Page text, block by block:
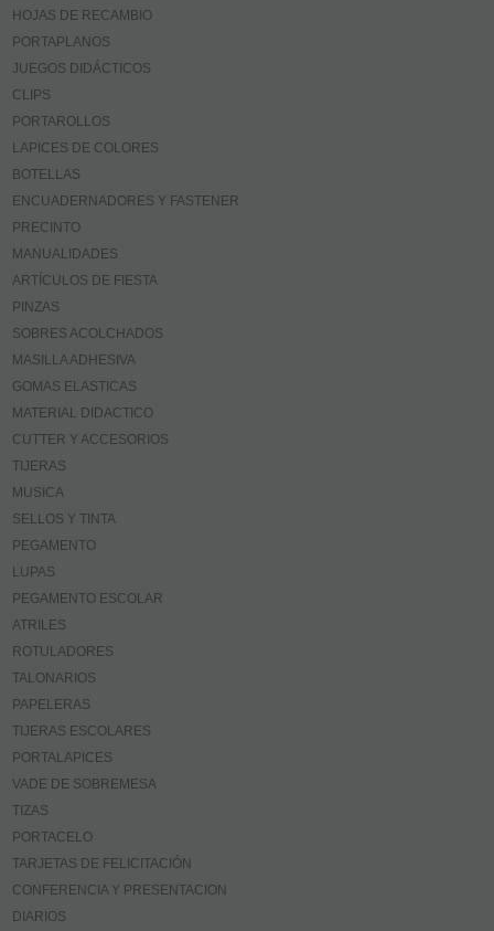
HOJAS DE RECAMBIO
PORTAPLANOS
JUEGOS DIDÁCTICOS
CLIPS
PORTAROLLOS
LAPICES DE COLORES
BOTELLAS
ENCUADERNADORES Y FASTENER
PRECINTO
MANUALIDADES
ARTÍCULOS DE FIESTA
PINZAS
SOBRES ACOLCHADOS
MASILLA ADHESIVA
GOMAS ELASTICAS
MATERIAL DIDACTICO
CUTTER Y ACCESORIOS
TIJERAS
MUSICA
SELLOS Y TINTA
PEGAMENTO
LUPAS
PEGAMENTO ESCOLAR
ATRILES
ROTULADORES
TALONARIOS
PAPELERAS
TIJERAS ESCOLARES
PORTALAPICES
VADE DE SOBREMESA
TIZAS
PORTACELO
TARJETAS DE FELICITACIÓN
CONFERENCIA Y PRESENTACION
DIARIOS